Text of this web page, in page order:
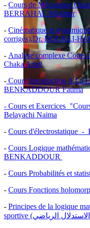
- Cours de Mécanique
BERRAHAL Mokhtar
- Cinématique et
corrigés),Dr. BOUKLI-
- Analyse complexe Cours
Chaka Amel
- Cours Introduction A La
BENKADDOUR Fatima
- Cours et Exercices
Belayachi Naima
- Cours d'électrostatique -
- Cours Logique
BENKADDOUR
- Cours Probabilités et
- Cours Fonctions
- Principes de la logique